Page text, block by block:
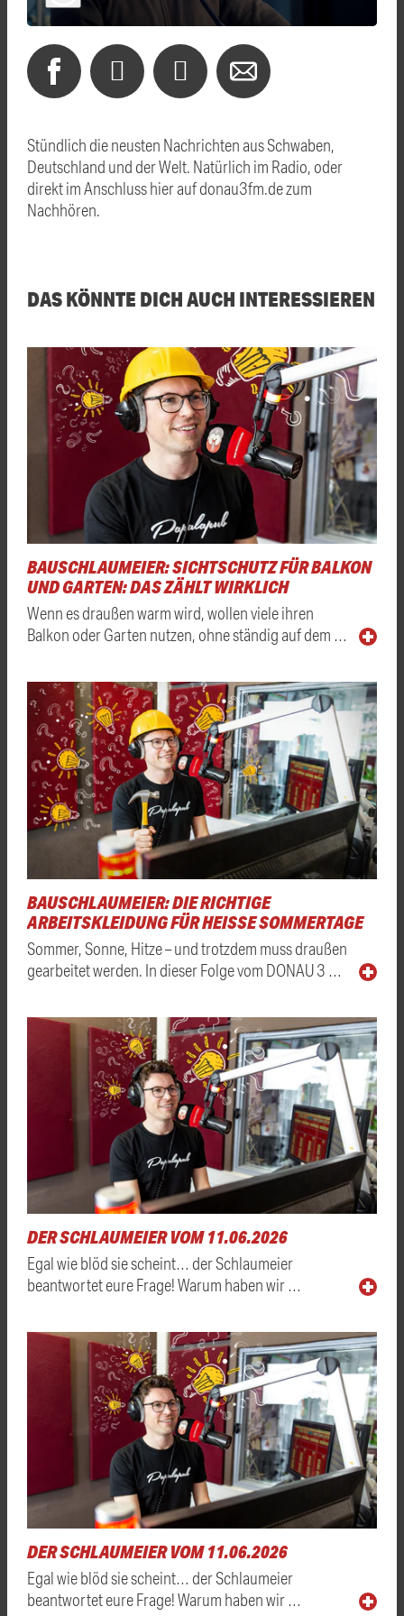
Stündlich die neusten Nachrichten aus Schwaben,
Deutschland und der Welt. Natürlich im Radio, oder
direkt im Anschluss hier auf donau3fm.de zum
Nachhören.
DAS KÖNNTE DICH AUCH INTERESSIEREN
BAUSCHLAUMEIER: SICHTSCHUTZ FÜR BALKON
UND GARTEN: DAS ZÄHLT WIRKLICH
Wenn es draußen warm wird, wollen viele ihren
Balkon oder Garten nutzen, ohne ständig auf dem …
BAUSCHLAUMEIER: DIE RICHTIGE
ARBEITSKLEIDUNG FÜR HEISSE SOMMERTAGE
Sommer, Sonne, Hitze – und trotzdem muss draußen
gearbeitet werden. In dieser Folge vom DONAU 3 …
DER SCHLAUMEIER VOM 11.06.2026
Egal wie blöd sie scheint… der Schlaumeier
beantwortet eure Frage! Warum haben wir …
DER SCHLAUMEIER VOM 11.06.2026
Egal wie blöd sie scheint… der Schlaumeier
beantwortet eure Frage! Warum haben wir …